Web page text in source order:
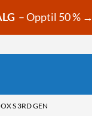
– Opptil 50 % →
S 3RD GEN